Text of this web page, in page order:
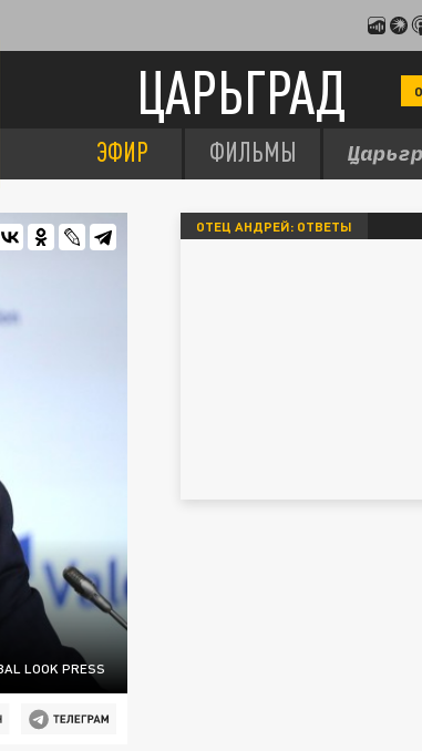
ЦАРЬГРАД
ЭФИР ФИЛЬМЫ
LOOK PRESS
ОТЕЦ АНДРЕЙ: ОТВЕТЫ